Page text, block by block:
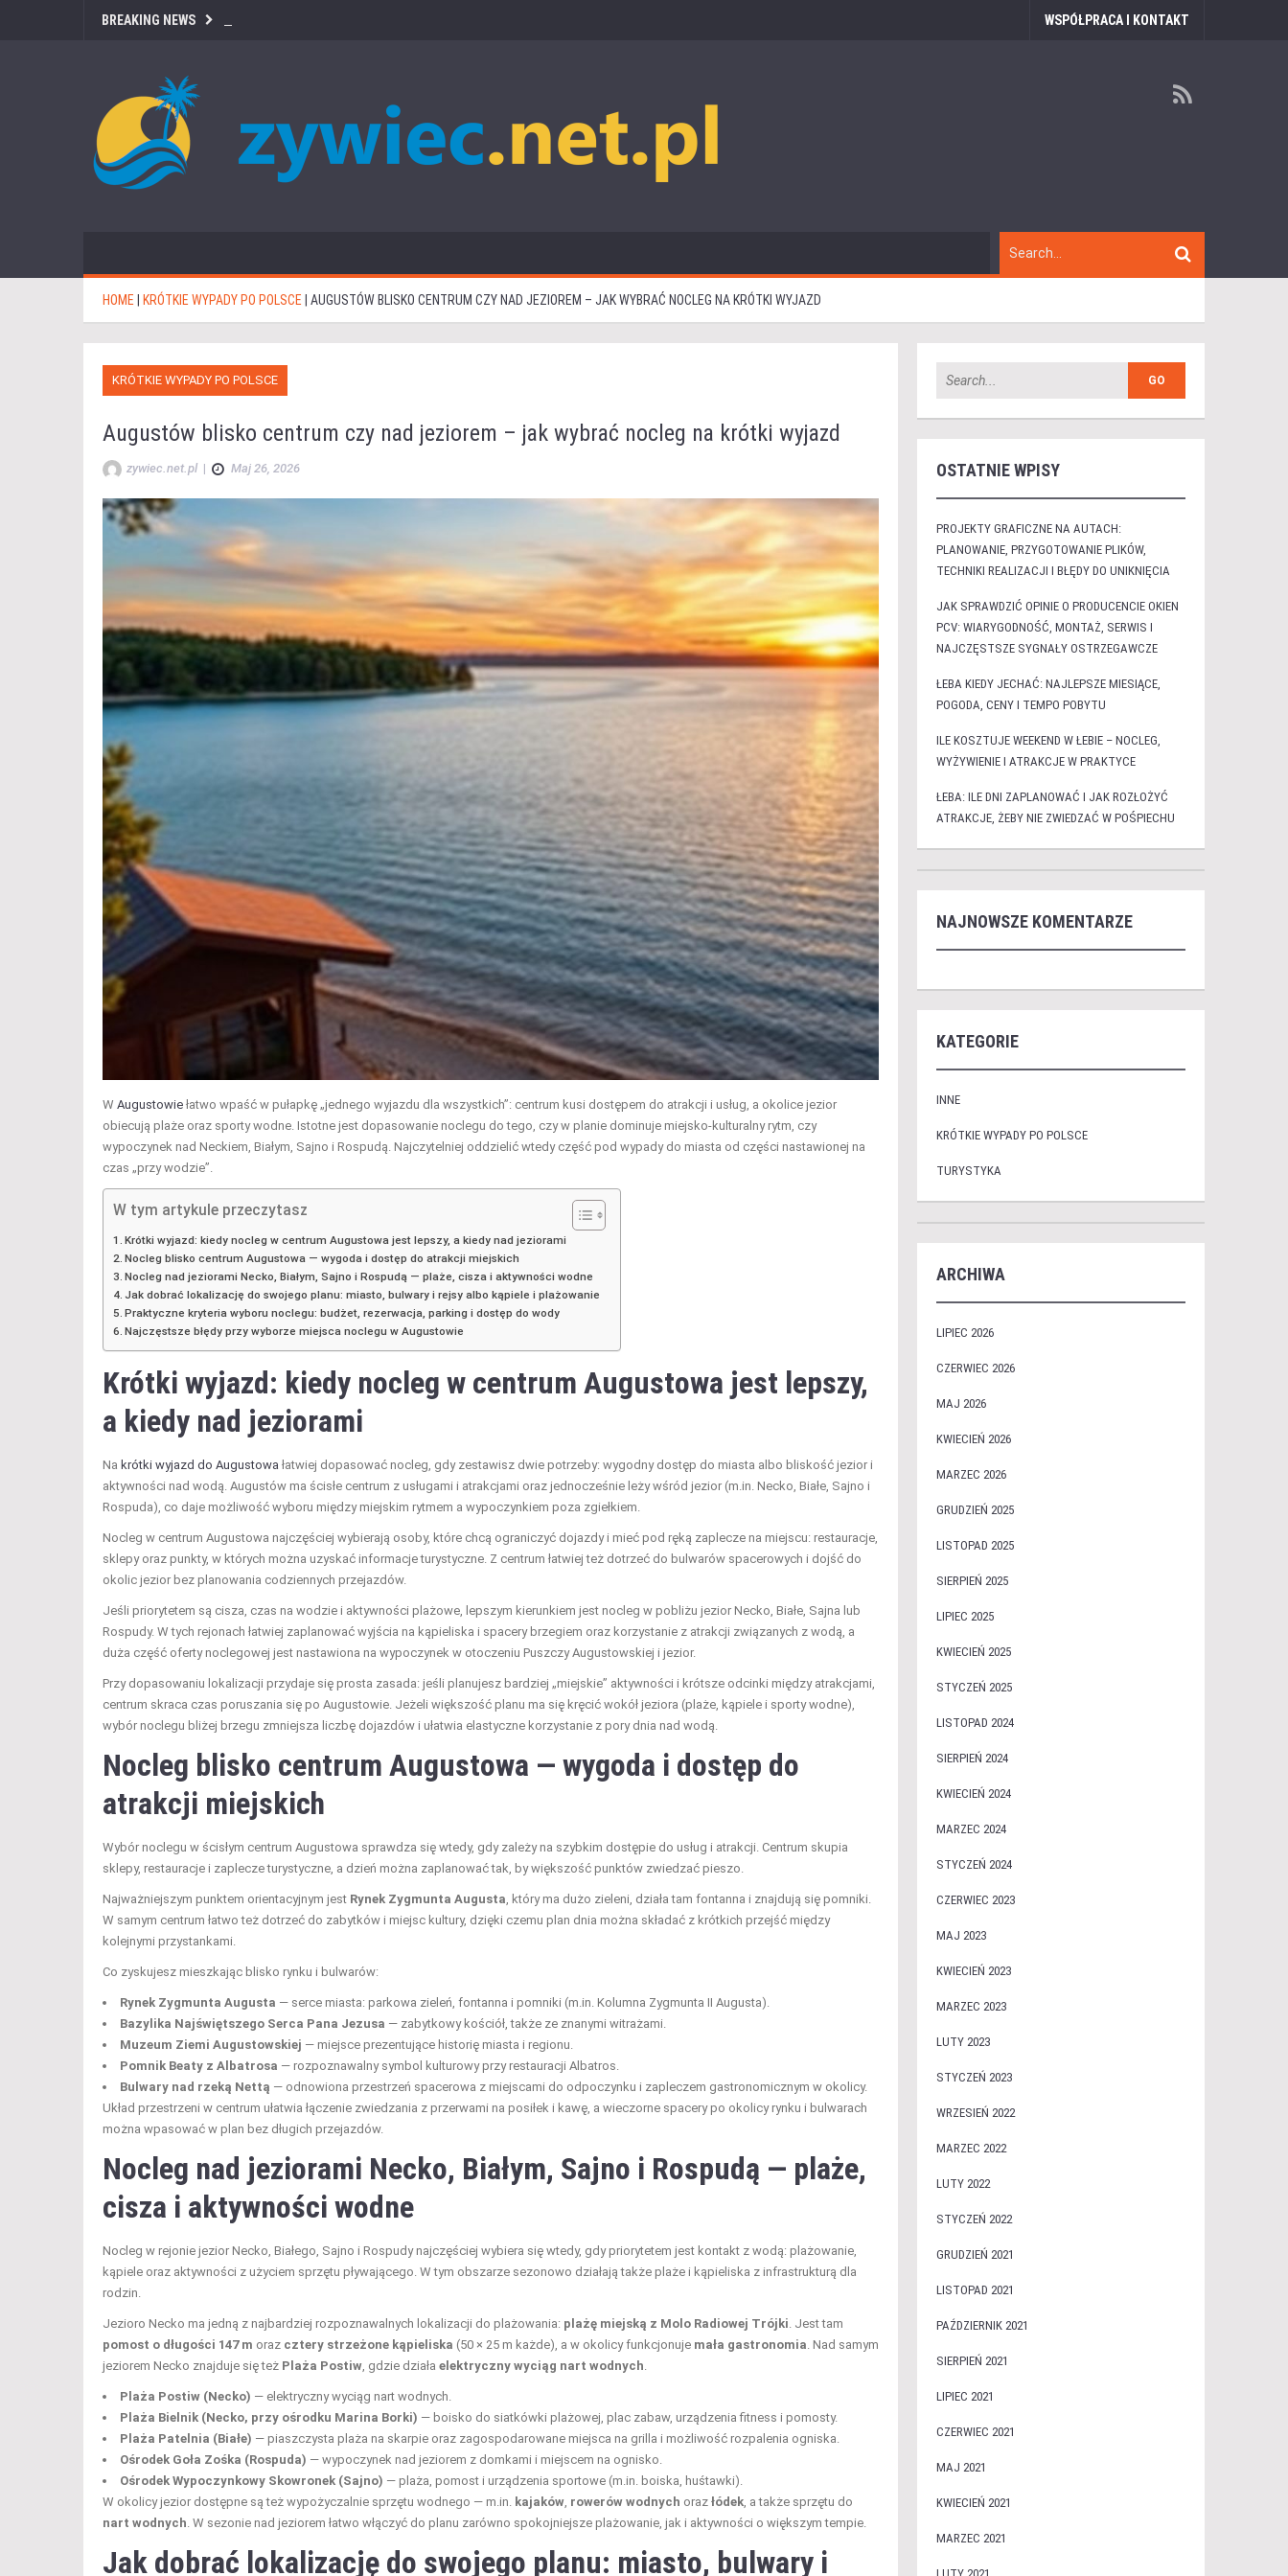
BREAKING NEWS WSPÓŁPRACA I KONTAKT
HOME KRÓTKIE WYPADY PO POLSCE AUGUSTÓW BLISKO CENTRUM CZY NAD JEZIOREM – JAK WYBRAĆ NOCLEG NA KRÓTKI WYJAZD
KRÓTKIE WYPADY PO POLSCE
Augustów blisko centrum czy nad jeziorem – jak wybrać nocleg na krótki wyjazd
zywiec.net.pl | Maj 26, 2026
W Augustowie łatwo wpaść w pułapkę „jednego wyjazdu dla wszystkich”: centrum kusi dostępem do atrakcji i usług, a okolice jezior
obiecują plaże oraz sporty wodne. Istotne jest dopasowanie noclegu do tego, czy w planie dominuje miejsko-kulturalny rytm, czy
wypoczynek nad Neckiem, Białym, Sajno i Rospudą. Najczytelniej oddzielić wtedy część pod wypady do miasta od części nastawionej na
czas „przy wodzie”.
W tym artykule przeczytasz
Krótki wyjazd: kiedy nocleg w centrum Augustowa jest lepszy, a kiedy nad jeziorami
Nocleg blisko centrum Augustowa — wygoda i dostęp do atrakcji miejskich
Nocleg nad jeziorami Necko, Białym, Sajno i Rospudą — plaże, cisza i aktywności wodne
Jak dobrać lokalizację do swojego planu: miasto, bulwary i rejsy albo kąpiele i plażowanie
Praktyczne kryteria wyboru noclegu: budżet, rezerwacja, parking i dostęp do wody
Najczęstsze błędy przy wyborze miejsca noclegu w Augustowie
Krótki wyjazd: kiedy nocleg w centrum Augustowa jest lepszy,
a kiedy nad jeziorami
Na krótki wyjazd do Augustowa łatwiej dopasować nocleg, gdy zestawisz dwie potrzeby: wygodny dostęp do miasta albo bliskość jezior i
aktywności nad wodą. Augustów ma ścisłe centrum z usługami i atrakcjami oraz jednocześnie leży wśród jezior (m.in. Necko, Białe, Sajno i
Rospuda), co daje możliwość wyboru między miejskim rytmem a wypoczynkiem poza zgiełkiem.
Nocleg w centrum Augustowa najczęściej wybierają osoby, które chcą ograniczyć dojazdy i mieć pod ręką zaplecze na miejscu: restauracje,
sklepy oraz punkty, w których można uzyskać informacje turystyczne. Z centrum łatwiej też dotrzeć do bulwarów spacerowych i dojść do
okolic jezior bez planowania codziennych przejazdów.
Jeśli priorytetem są cisza, czas na wodzie i aktywności plażowe, lepszym kierunkiem jest nocleg w pobliżu jezior Necko, Białe, Sajna lub
Rospudy. W tych rejonach łatwiej zaplanować wyjścia na kąpieliska i spacery brzegiem oraz korzystanie z atrakcji związanych z wodą, a
duża część oferty noclegowej jest nastawiona na wypoczynek w otoczeniu Puszczy Augustowskiej i jezior.
Przy dopasowaniu lokalizacji przydaje się prosta zasada: jeśli planujesz bardziej „miejskie” aktywności i krótsze odcinki między atrakcjami,
centrum skraca czas poruszania się po Augustowie. Jeżeli większość planu ma się kręcić wokół jeziora (plaże, kąpiele i sporty wodne),
wybór noclegu bliżej brzegu zmniejsza liczbę dojazdów i ułatwia elastyczne korzystanie z pory dnia nad wodą.
Nocleg blisko centrum Augustowa — wygoda i dostęp do
atrakcji miejskich
Wybór noclegu w ścisłym centrum Augustowa sprawdza się wtedy, gdy zależy na szybkim dostępie do usług i atrakcji. Centrum skupia
sklepy, restauracje i zaplecze turystyczne, a dzień można zaplanować tak, by większość punktów zwiedzać pieszo.
Najważniejszym punktem orientacyjnym jest Rynek Zygmunta Augusta, który ma dużo zieleni, działa tam fontanna i znajdują się pomniki.
W samym centrum łatwo też dotrzeć do zabytków i miejsc kultury, dzięki czemu plan dnia można składać z krótkich przejść między
kolejnymi przystankami.
Co zyskujesz mieszkając blisko rynku i bulwarów:
Rynek Zygmunta Augusta — serce miasta: parkowa zieleń, fontanna i pomniki (m.in. Kolumna Zygmunta II Augusta).
Bazylika Najświętszego Serca Pana Jezusa — zabytkowy kościół, także ze znanymi witrażami.
Muzeum Ziemi Augustowskiej — miejsce prezentujące historię miasta i regionu.
Pomnik Beaty z Albatrosa — rozpoznawalny symbol kulturowy przy restauracji Albatros.
Bulwary nad rzeką Nettą — odnowiona przestrzeń spacerowa z miejscami do odpoczynku i zapleczem gastronomicznym w okolicy.
Układ przestrzeni w centrum ułatwia łączenie zwiedzania z przerwami na posiłek i kawę, a wieczorne spacery po okolicy rynku i bulwarach
można wpasować w plan bez długich przejazdów.
Nocleg nad jeziorami Necko, Białym, Sajno i Rospudą — plaże,
cisza i aktywności wodne
Nocleg w rejonie jezior Necko, Białego, Sajno i Rospudy najczęściej wybiera się wtedy, gdy priorytetem jest kontakt z wodą: plażowanie,
kąpiele oraz aktywności z użyciem sprzętu pływającego. W tym obszarze sezonowo działają także plaże i kąpieliska z infrastrukturą dla
rodzin.
Jezioro Necko ma jedną z najbardziej rozpoznawalnych lokalizacji do plażowania: plażę miejską z Molo Radiowej Trójki. Jest tam
pomost o długości 147 m oraz cztery strzeżone kąpieliska (50 × 25 m każde), a w okolicy funkcjonuje mała gastronomia. Nad samym
jeziorem Necko znajduje się też Plaża Postiw, gdzie działa elektryczny wyciąg nart wodnych.
Plaża Postiw (Necko) — elektryczny wyciąg nart wodnych.
Plaża Bielnik (Necko, przy ośrodku Marina Borki) — boisko do siatkówki plażowej, plac zabaw, urządzenia fitness i pomosty.
Plaża Patelnia (Białe) — piaszczysta plaża na skarpie oraz zagospodarowane miejsca na grilla i możliwość rozpalenia ogniska.
Ośrodek Goła Zośka (Rospuda) — wypoczynek nad jeziorem z domkami i miejscem na ognisko.
Ośrodek Wypoczynkowy Skowronek (Sajno) — plaża, pomost i urządzenia sportowe (m.in. boiska, huśtawki).
W okolicy jezior dostępne są też wypożyczalnie sprzętu wodnego — m.in. kajaków, rowerów wodnych oraz łódek, a także sprzętu do
nart wodnych. W sezonie nad jeziorem łatwo włączyć do planu zarówno spokojniejsze plażowanie, jak i aktywności o większym tempie.
Jak dobrać lokalizację do swojego planu: miasto, bulwary i
OSTATNIE WPISY
PROJEKTY GRAFICZNE NA AUTACH:
PLANOWANIE, PRZYGOTOWANIE PLIKÓW,
TECHNIKI REALIZACJI I BŁĘDY DO UNIKNIĘCIA
JAK SPRAWDZIĆ OPINIE O PRODUCENCIE OKIEN
PCV: WIARYGODNOŚĆ, MONTAŻ, SERWIS I
NAJCZĘSTSZE SYGNAŁY OSTRZEGAWCZE
ŁEBA KIEDY JECHAĆ: NAJLEPSZE MIESIĄCE,
POGODA, CENY I TEMPO POBYTU
ILE KOSZTUJE WEEKEND W ŁEBIE – NOCLEG,
WYŻYWIENIE I ATRAKCJE W PRAKTYCE
ŁEBA: ILE DNI ZAPLANOWAĆ I JAK ROZŁOŻYĆ
ATRAKCJE, ŻEBY NIE ZWIEDZAĆ W POŚPIECHU
NAJNOWSZE KOMENTARZE
KATEGORIE
INNE
KRÓTKIE WYPADY PO POLSCE
TURYSTYKA
ARCHIWA
LIPIEC 2026
CZERWIEC 2026
MAJ 2026
KWIECIEŃ 2026
MARZEC 2026
GRUDZIEŃ 2025
LISTOPAD 2025
SIERPIEŃ 2025
LIPIEC 2025
KWIECIEŃ 2025
STYCZEŃ 2025
LISTOPAD 2024
SIERPIEŃ 2024
KWIECIEŃ 2024
MARZEC 2024
STYCZEŃ 2024
CZERWIEC 2023
MAJ 2023
KWIECIEŃ 2023
MARZEC 2023
LUTY 2023
STYCZEŃ 2023
WRZESIEŃ 2022
MARZEC 2022
LUTY 2022
STYCZEŃ 2022
GRUDZIEŃ 2021
LISTOPAD 2021
PAŹDZIERNIK 2021
SIERPIEŃ 2021
LIPIEC 2021
CZERWIEC 2021
MAJ 2021
KWIECIEŃ 2021
MARZEC 2021